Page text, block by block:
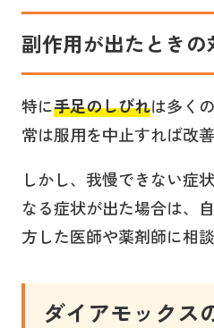
副作用が出たときの
特に手足のしびれは多く
常は服用を中止すれば改善
しかし、我慢できない症
なる症状が出た場合は、
方した医師や薬剤師に相
ダイアモックス